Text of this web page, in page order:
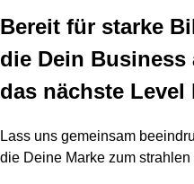
Bereit für starke
die Dein Business
das nächste Level
Lass uns gemeinsam
die Deine Marke zum strahlen